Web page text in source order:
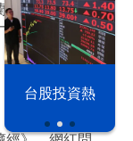
台股投資熱
多布魯13年！
樣」曝相處模式